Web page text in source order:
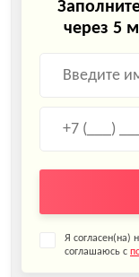
через 5
Я согласен(на)
соглашаюсь с